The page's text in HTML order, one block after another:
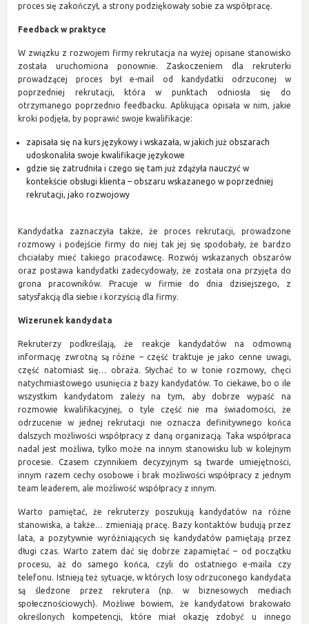
proces się zakończył, a strony podziękowały sobie za współpracę.
Feedback w praktyce
W związku z rozwojem firmy rekrutacja na wyżej opisane stanowisko
została uruchomiona ponownie. Zaskoczeniem dla rekruterki
prowadzącej proces był e-mail od kandydatki odrzuconej w
poprzedniej rekrutacji, która w punktach odniosła się do
otrzymanego poprzednio feedbacku. Aplikująca opisała w nim, jakie
kroki podjęła, by poprawić swoje kwalifikacje:
zapisała się na kurs językowy i wskazała, w jakich już obszarach
udoskonaliła swoje kwalifikacje językowe
gdzie się zatrudniła i czego się tam już zdążyła nauczyć w
kontekście obsługi klienta – obszaru wskazanego w poprzedniej
rekrutacji, jako rozwojowy
Kandydatka zaznaczyła także, że proces rekrutacji, prowadzone
rozmowy i podejście firmy do niej tak jej się spodobały, że bardzo
chciałaby mieć takiego pracodawcę. Rozwój wskazanych obszarów
oraz postawa kandydatki zadecydowały, że została ona przyjęta do
grona pracowników. Pracuje w firmie do dnia dzisiejszego, z
satysfakcją dla siebie i korzyścią dla firmy.
Wizerunek kandydata
Rekruterzy podkreślają, że reakcje kandydatów na odmowną
informację zwrotną są różne – część traktuje je jako cenne uwagi,
część natomiast się… obraża. Słychać to w tonie rozmowy, chęci
natychmiastowego usunięcia z bazy kandydatów. To ciekawe, bo o ile
wszystkim kandydatom zależy na tym, aby dobrze wypaść na
rozmowie kwalifikacyjnej, o tyle część nie ma świadomości, że
odrzucenie w jednej rekrutacji nie oznacza definitywnego końca
dalszych możliwości współpracy z daną organizacją. Taka współpraca
nadal jest możliwa, tylko może na innym stanowisku lub w kolejnym
procesie. Czasem czynnikiem decyzyjnym są twarde umiejętności,
innym razem cechy osobowe i brak możliwości współpracy z jednym
team leaderem, ale możliwość współpracy z innym.
Warto pamiętać, że rekruterzy poszukują kandydatów na różne
stanowiska, a także… zmieniają pracę. Bazy kontaktów budują przez
lata, a pozytywnie wyróżniających się kandydatów pamiętają przez
długi czas. Warto zatem dać się dobrze zapamiętać – od początku
procesu, aż do samego końca, czyli do ostatniego e-maila czy
telefonu. Istnieją też sytuacje, w których losy odrzuconego kandydata
są śledzone przez rekrutera (np. w biznesowych mediach
społecznościowych). Możliwe bowiem, że kandydatowi brakowało
określonych kompetencji, które miał okazję zdobyć u innego